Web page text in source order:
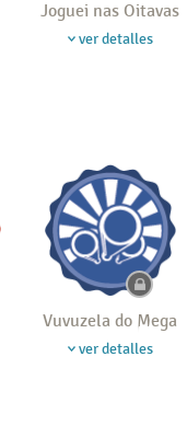
Joguei nas Oitavas
ver detalles
Vuvuzela do Mega
ver detalles